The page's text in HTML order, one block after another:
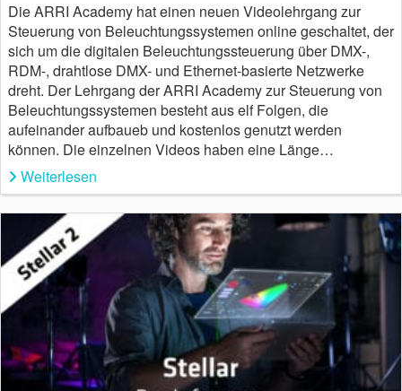
Die ARRI Academy hat einen neuen Videolehrgang zur
Steuerung von Beleuchtungssystemen online geschaltet, der
sich um die digitalen Beleuchtungssteuerung über DMX-,
RDM-, drahtlose DMX- und Ethernet-basierte Netzwerke
dreht. Der Lehrgang der ARRI Academy zur Steuerung von
Beleuchtungssystemen besteht aus elf Folgen, die
aufeinander aufbaueb und kostenlos genutzt werden
können. Die einzelnen Videos haben eine Länge…
Weiterlesen